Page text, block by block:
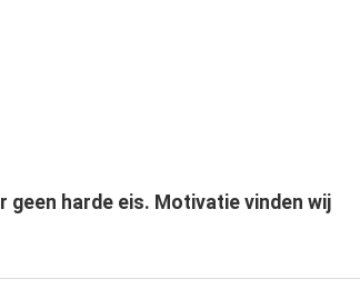
geen harde eis. Motivatie vinden wij